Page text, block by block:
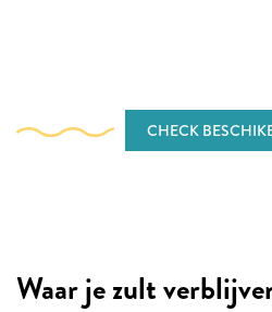
CHECK
Waar je zult